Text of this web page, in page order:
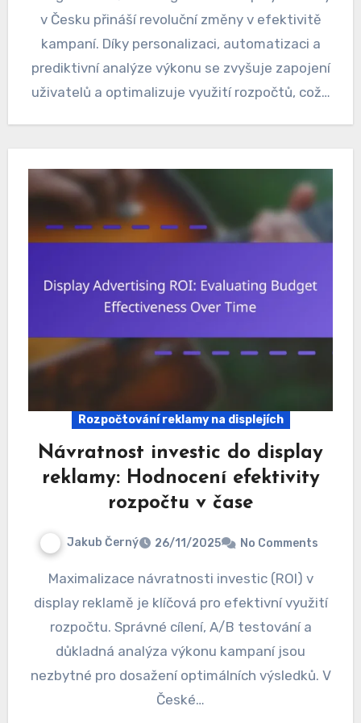
v Česku přináší revoluční změny v efektivitě
kampaní. Díky personalizaci, automatizaci a
prediktivní analýze výkonu se zvyšuje zapojení
uživatelů a optimalizuje využití rozpočtů, což…
Rozpočtování reklamy na displejích
Návratnost investic do display
reklamy: Hodnocení efektivity
rozpočtu v čase
Jakub Černý 26/11/2025 No Comments
Maximalizace návratnosti investic (ROI) v
display reklamě je klíčová pro efektivní využití
rozpočtu. Správné cílení, A/B testování a
důkladná analýza výkonu kampaní jsou
nezbytné pro dosažení optimálních výsledků. V
České…